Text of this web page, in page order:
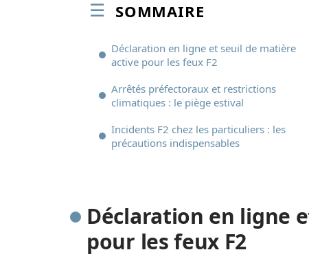
SOMMAIRE
Déclaration en ligne et seuil de matière
active pour les feux F2
Arrêtés préfectoraux et restrictions
climatiques : le piège estival
Incidents F2 chez les particuliers : les
précautions indispensables
Déclaration en ligne
pour les feux F2